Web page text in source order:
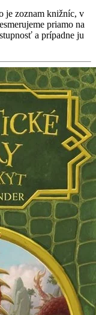
je zoznam knižníc, v
priamo na
a prípadne ju